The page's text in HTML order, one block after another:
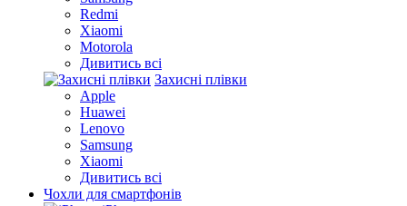
Redmi
Xiaomi
Motorola
Дивитись всі
Захисні плівки
Apple
Huawei
Lenovo
Samsung
Xiaomi
Дивитись всі
Чохли для смартфонів